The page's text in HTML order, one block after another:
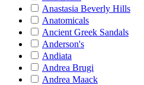
Anastasia Beverly Hills
Anatomicals
Ancient Greek Sandals
Anderson's
Andiata
Andrea Brugi
Andrea Maack